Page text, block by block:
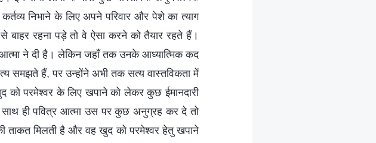
निभाने के लिए अपने परिवार और पेशे का त्याग
रहना पड़े तो वे ऐसा करने को तैयार रहते हैं।
ने दी है। लेकिन जहाँ तक उनके आध्‍यात्मिक कद
समझते हैं, पर उन्होंने अभी तक सत्य वास्तविकता में
को परमेश्वर के लिए खपाने को लेकर कुछ ईमानदारी
ही पवित्र आत्मा उस पर कुछ अनुग्रह कर दे तो
मिलती है और वह खुद को परमेश्वर हेतु खपाने